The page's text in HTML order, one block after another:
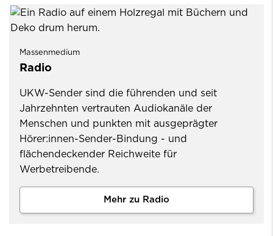
Massenmedium
Radio
UKW-Sender sind die führenden und seit
Jahrzehnten vertrauten Audiokanäle der
Menschen und punkten mit ausgeprägter
Hörer:innen-Sender-Bindung - und
flächendeckender Reichweite für
Werbetreibende.
Mehr zu Radio